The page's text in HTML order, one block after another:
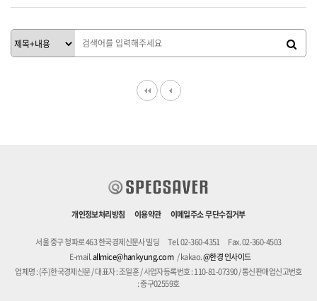
개인정보처리방침 이용약관 이메일주소 무단수집거부
서울 중구 청파로 463 한국경제신문사 빌딩 Tel. 02-360-4351
Fax. 02-360-4503
E-mail.allmice@hankyung.com / kakao.@한경 인사이드
업체명 : (주)한국경제신문 / 대표자 : 조일훈 / 사업자등록번호 : 110-81-07390 / 통신판매업신고번호
: 중구02559호